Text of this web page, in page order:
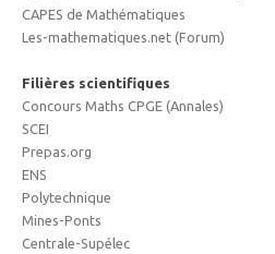
CAPES de Mathématiques
Les-mathematiques.net (Forum)
Filières scientifiques
Concours Maths CPGE (Annales)
SCEI
Prepas.org
ENS
Polytechnique
Mines-Ponts
Centrale-Supélec